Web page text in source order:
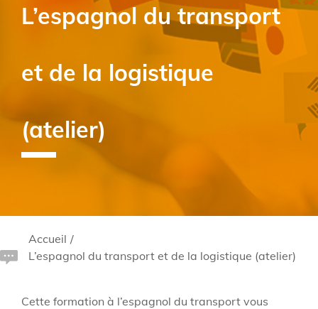
L’espagnol du transport
et de la logistique
(atelier)
Accueil /
L’espagnol du transport et de la logistique (atelier)
Cette formation à l’espagnol du transport vous